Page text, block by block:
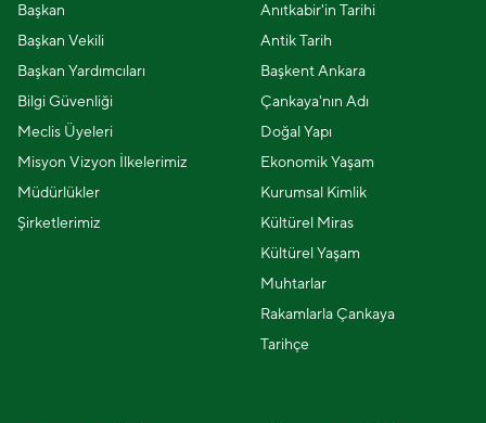
Başkan
Başkan Vekili
Başkan Yardımcıları
Bilgi Güvenliği
Meclis Üyeleri
Misyon Vizyon İlkelerimiz
Müdürlükler
Şirketlerimiz
Anıtkabir'in Tarihi
Antik Tarih
Başkent Ankara
Çankaya'nın Adı
Doğal Yapı
Ekonomik Yaşam
Kurumsal Kimlik
Kültürel Miras
Kültürel Yaşam
Muhtarlar
Rakamlarla Çankaya
Tarihçe